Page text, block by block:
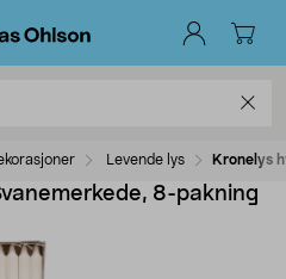
Levende lys Kronelys
8-pakning